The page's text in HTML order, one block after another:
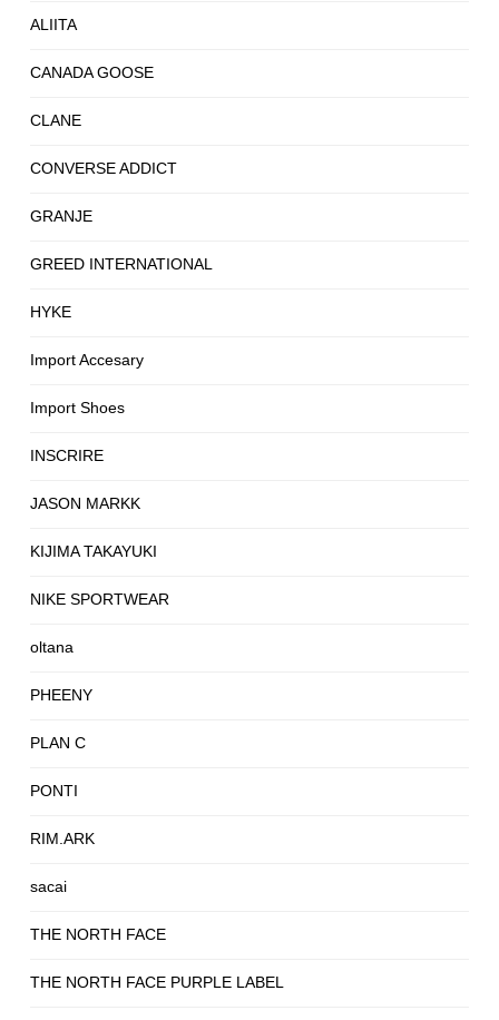
ALIITA
CANADA GOOSE
CLANE
CONVERSE ADDICT
GRANJE
GREED INTERNATIONAL
HYKE
Import Accesary
Import Shoes
INSCRIRE
JASON MARKK
KIJIMA TAKAYUKI
NIKE SPORTWEAR
oltana
PHEENY
PLAN C
PONTI
RIM.ARK
sacai
THE NORTH FACE
THE NORTH FACE PURPLE LABEL